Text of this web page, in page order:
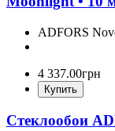
ADFORS
4 337.00грн
Купить
Стеклообои